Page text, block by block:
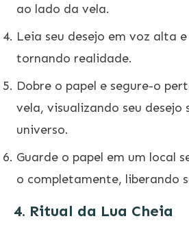
ao lado da vela.
Leia seu desejo em voz alta
tornando realidade.
Dobre o papel e segure-o
vela, visualizando seu desejo
universo.
Guarde o papel em um local
o completamente, liberando
4. Ritual da Lua Cheia